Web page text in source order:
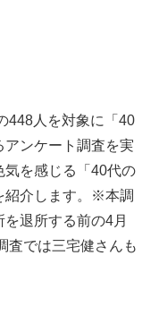
448人を対象に「40
ンケート調査を実
気を感じる「40代の
紹介します。※本調
退所する前の4月
査では三宅健さんも